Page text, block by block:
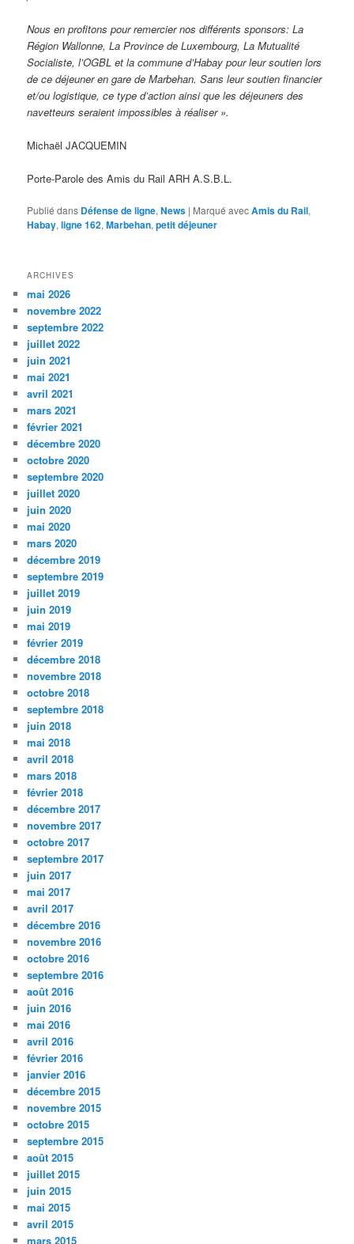
Nous en profitons pour remercier nos différents sponsors: La
Région Wallonne, La Province de Luxembourg, La Mutualité
Socialiste, l’OGBL et la commune d’Habay pour leur soutien lors
de ce déjeuner en gare de Marbehan. Sans leur soutien financier
et/ou logistique, ce type d’action ainsi que les déjeuners des
navetteurs seraient impossibles à réaliser ».
Michaël JACQUEMIN
Porte-Parole des Amis du Rail ARH A.S.B.L.
Publié dans Défense de ligne,News | Marqué avecAmis du Rail,
Habay,ligne 162,Marbehan,petit déjeuner
ARCHIVES
mai 2026
novembre 2022
septembre 2022
juillet 2022
juin 2021
mai 2021
avril 2021
mars 2021
février 2021
décembre 2020
octobre 2020
septembre 2020
juillet 2020
juin 2020
mai 2020
mars 2020
décembre 2019
septembre 2019
juillet 2019
juin 2019
mai 2019
février 2019
décembre 2018
novembre 2018
octobre 2018
septembre 2018
juin 2018
mai 2018
avril 2018
mars 2018
février 2018
décembre 2017
novembre 2017
octobre 2017
septembre 2017
juin 2017
mai 2017
avril 2017
décembre 2016
novembre 2016
octobre 2016
septembre 2016
août 2016
juin 2016
mai 2016
avril 2016
février 2016
janvier 2016
décembre 2015
novembre 2015
octobre 2015
septembre 2015
août 2015
juillet 2015
juin 2015
mai 2015
avril 2015
mars 2015